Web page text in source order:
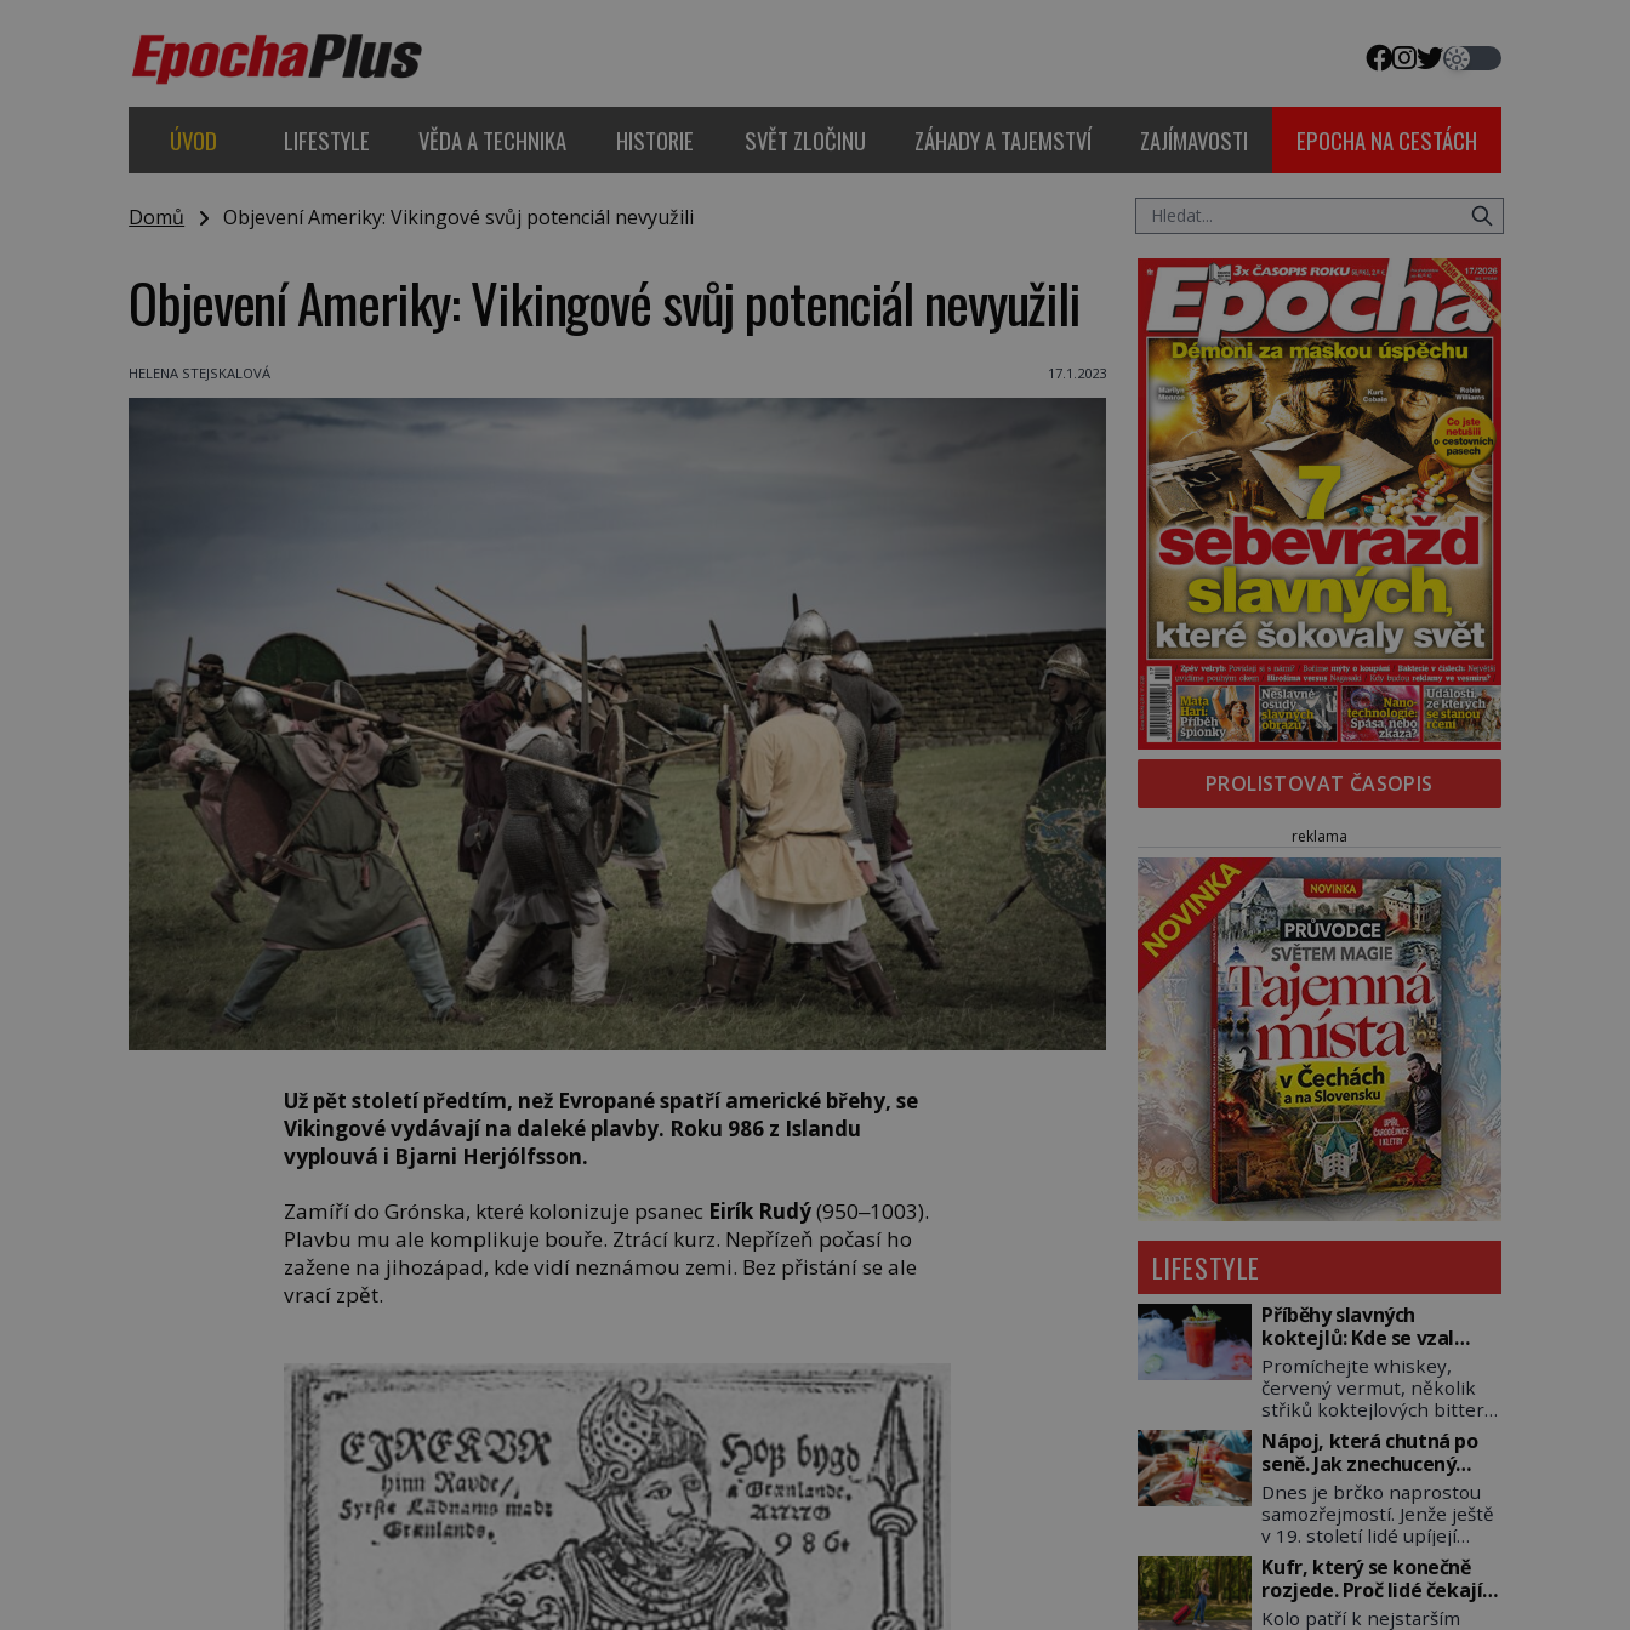
ÚVOD LIFESTYLE VĚDA A TECHNIKA HISTORIE SVĚT ZLOČINU ZÁHADY A TAJEMSTVÍ ZAJÍMAVOSTI EPOCHA NA CESTÁCH
Domů Objevení Ameriky: Vikingové svůj potenciál nevyužili
Objevení Ameriky: Vikingové svůj potenciál nevyužili
HELENA STEJSKALOVÁ 17.1.2023
Už pět století předtím, než Evropané spatří americké břehy, se
Vikingové vydávají na daleké plavby. Roku 986 z Islandu
vyplouvá i Bjarni Herjólfsson.
Zamíří do Grónska, které kolonizuje psanec Eirík Rudý(950‒1003).
Plavbu mu ale komplikuje bouře. Ztrácí kurz. Nepřízeň počasí ho
zažene na jihozápad, kde vidí neznámou zemi. Bez přistání se ale
vrací zpět.
PROLISTOVAT ČASOPIS
reklama
LIFESTYLE
Příběhy slavných
koktejlů: Kde se vzal
Manhattan a Bloody
Mary?
Promíchejte whiskey,
červený vermut, několik
střiků koktejlových bitters
a led, sceďte, ozdobte
koktejlovou třešinkou a
tadá… Manhattan je tu! A
pokud to má být skutečně
on, dejte si pozor, ať místo
klasické americké rye
whiskey či klidně
bourbonu nepoužijete
skotskou whisku. Co se
Nápoj, která chutná po
seně. Jak znechucený
Američan vymyslel brčko
Dnes je brčko naprostou
samozřejmostí. Jenže ještě
v 19. století lidé upíjejí
limonády i koktejly dutými
stébly žita nebo žitné
slámy. Fungují sice dobře,
mají ale jednu
Kufr, který se konečně
rozjede. Proč lidé čekají
na kolečka téměř pět
Kolo patří k nejstarším